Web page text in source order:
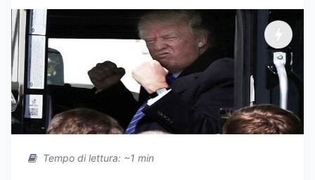
Tempo di lettura: ~1 min